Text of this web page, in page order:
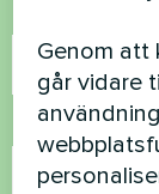
E-post
Genom att
går vidare